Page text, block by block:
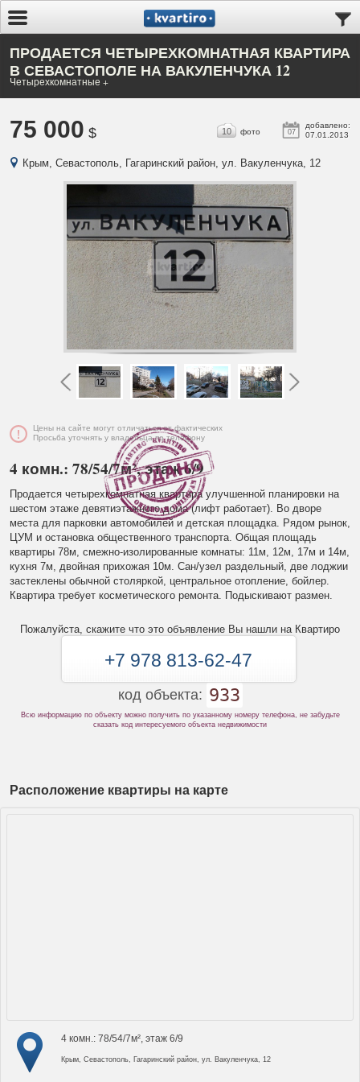
ПРОДАЕТСЯ ЧЕТЫРЕХКОМНАТНАЯ КВАРТИРА
В СЕВАСТОПОЛЕ НА ВАКУЛЕНЧУКА 12
Четырехкомнатные +
75 000 $ 07
добавлено:
07.01.2013
10 фото
Крым, Севастополь, Гагаринский район, ул. Вакуленчука, 12
Цены на сайте могут отличаться от фактических
Просьба уточнять у владельца по телефону
4 комн.: 78/54/7м², этаж 6/9
Продается четырехкомнатная квартира улучшенной планировки на
шестом этаже девятиэтажного дома (лифт работает). Во дворе
места для парковки автомобилей и детская площадка. Рядом рынок,
ЦУМ и остановка общественного транспорта. Общая площадь
квартиры 78м, смежно-изолированные комнаты: 11м, 12м, 17м и 14м,
кухня 7м, двойная прихожая 10м. Сан/узел раздельный, две лоджии
застеклены обычной столяркой, центральное отопление, бойлер.
Квартира требует косметического ремонта. Подыскивают размен.
Пожалуйста, скажите что это объявление Вы нашли на Квартиро
+7 978 813-62-47
код объекта: 933
Всю информацию по объекту можно получить по указанному номеру телефона, не забудьте
сказать код интересуемого объекта недвижимости
Расположение квартиры на карте
4 комн.: 78/54/7м², этаж 6/9
Крым, Севастополь, Гагаринский район, ул. Вакуленчука, 12